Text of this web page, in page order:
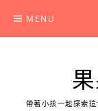
content
MENU
帶著小孩一起探索